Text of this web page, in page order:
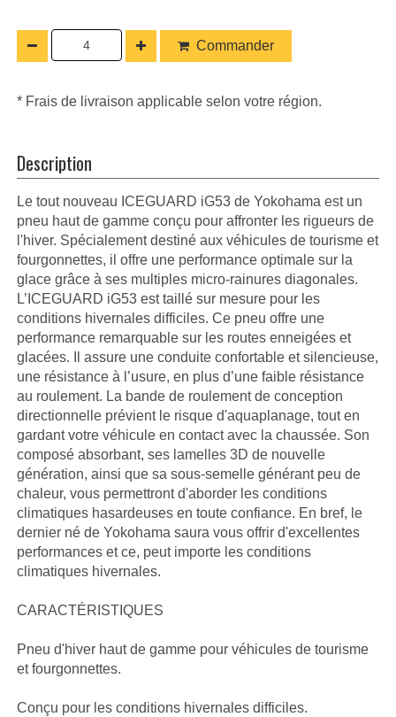
Commander
* Frais de livraison applicable selon votre région.
Description
Le tout nouveau ICEGUARD iG53 de Yokohama est un
pneu haut de gamme conçu pour affronter les rigueurs de
l'hiver. Spécialement destiné aux véhicules de tourisme et
fourgonnettes, il offre une performance optimale sur la
glace grâce à ses multiples micro-rainures diagonales.
L’ICEGUARD iG53 est taillé sur mesure pour les
conditions hivernales difficiles. Ce pneu offre une
performance remarquable sur les routes enneigées et
glacées. Il assure une conduite confortable et silencieuse,
une résistance à l’usure, en plus d’une faible résistance
au roulement. La bande de roulement de conception
directionnelle prévient le risque d'aquaplanage, tout en
gardant votre véhicule en contact avec la chaussée. Son
composé absorbant, ses lamelles 3D de nouvelle
génération, ainsi que sa sous-semelle générant peu de
chaleur, vous permettront d'aborder les conditions
climatiques hasardeuses en toute confiance. En bref, le
dernier né de Yokohama saura vous offrir d'excellentes
performances et ce, peut importe les conditions
climatiques hivernales.
CARACTÉRISTIQUES
Pneu d'hiver haut de gamme pour véhicules de tourisme
et fourgonnettes.
Conçu pour les conditions hivernales difficiles.